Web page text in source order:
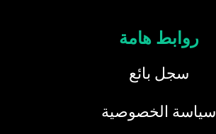
روابط هامة
سجل بائع
سياسة الخصوصية